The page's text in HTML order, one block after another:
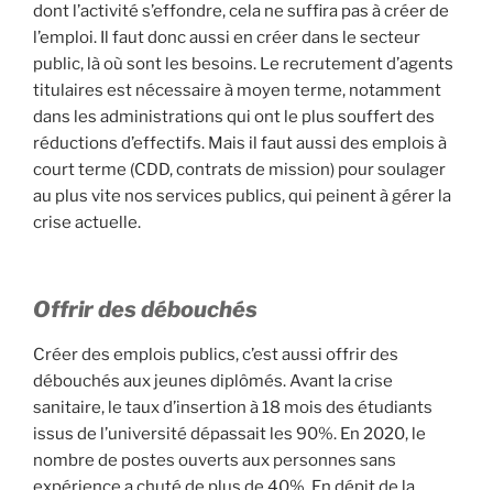
dont l’activité s’effondre, cela ne suffira pas à créer de
l’emploi. Il faut donc aussi en créer dans le secteur
public, là où sont les besoins. Le recrutement d’agents
titulaires est nécessaire à moyen terme, notamment
dans les administrations qui ont le plus souffert des
réductions d’effectifs. Mais il faut aussi des emplois à
court terme (CDD, contrats de mission) pour soulager
au plus vite nos services publics, qui peinent à gérer la
crise actuelle.
Offrir des débouchés
Créer des emplois publics, c’est aussi offrir des
débouchés aux jeunes diplômés. Avant la crise
sanitaire, le taux d’insertion à 18 mois des étudiants
issus de l’université dépassait les 90%. En 2020, le
nombre de postes ouverts aux personnes sans